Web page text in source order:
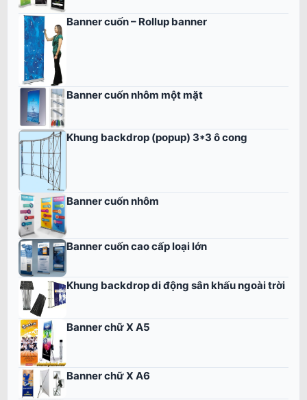
Banner cuốn – Rollup banner
Banner cuốn nhôm một mặt
Khung backdrop (popup) 3*3 ô cong
Banner cuốn nhôm
Banner cuốn cao cấp loại lớn
Khung backdrop di động sân khấu ngoài trời
Banner chữ X A5
Banner chữ X A6